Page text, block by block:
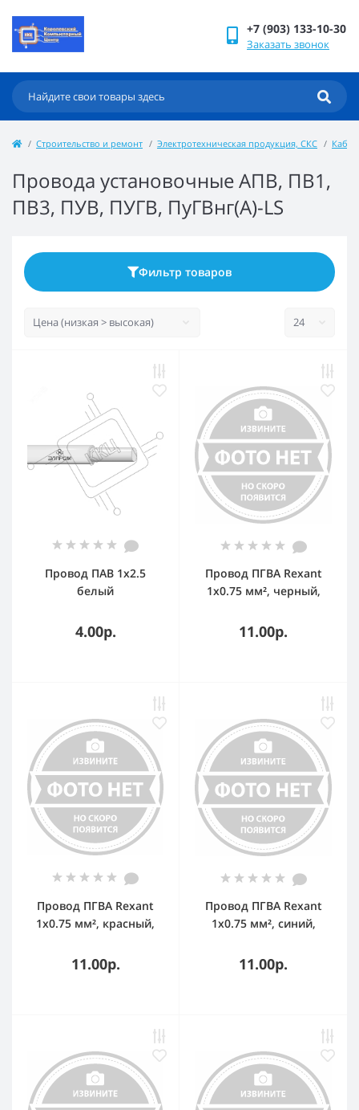
+7 (903) 133-10-30
Заказать звонок
Строительство и ремонт Электротехническая продукция, СКС
Провода установочные АПВ, ПВ1,
ПВ3, ПУВ, ПУГВ, ПуГВнг(А)-LS
Фильтр товаров
Провод ПАВ 1x2.5
белый
4.00р.
Провод ПГВА Rexant
1х0.75 мм², черный,
11.00р.
Провод ПГВА Rexant
1х0.75 мм², красный,
11.00р.
Провод ПГВА Rexant
1х0.75 мм², синий,
11.00р.